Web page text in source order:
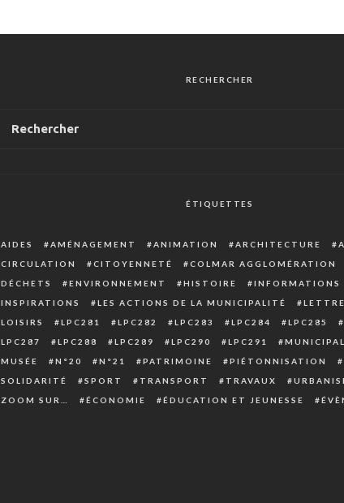
RECHERCHER
ÉTIQUETTES
AIDES AMÉNAGEMENT ANIMATION ARCHITECTURE
CIRCULATION
CITOYENNETÉ COLMAR AGGLOMÉRATION
DÉCHETS
ENVIRONNEMENT HISTOIRE
INFORMATIONS
INSPIRATIONS
LES ACTIONS DE LA MUNICIPALITÉ
LOISIRS
LPC281 LPC282 LPC283 LPC284 LPC285
LPC287
LPC288 LPC289 LPC290 LPC291
MUSÉE
N°20 N°21 PATRIMOINE PIÉTONNISATION
SOLIDARITÉ
SPORT TRANSPORT TRAVAUX
ZOOM SUR…
ÉCONOMIE ÉDUCATION ET JEUNESSE